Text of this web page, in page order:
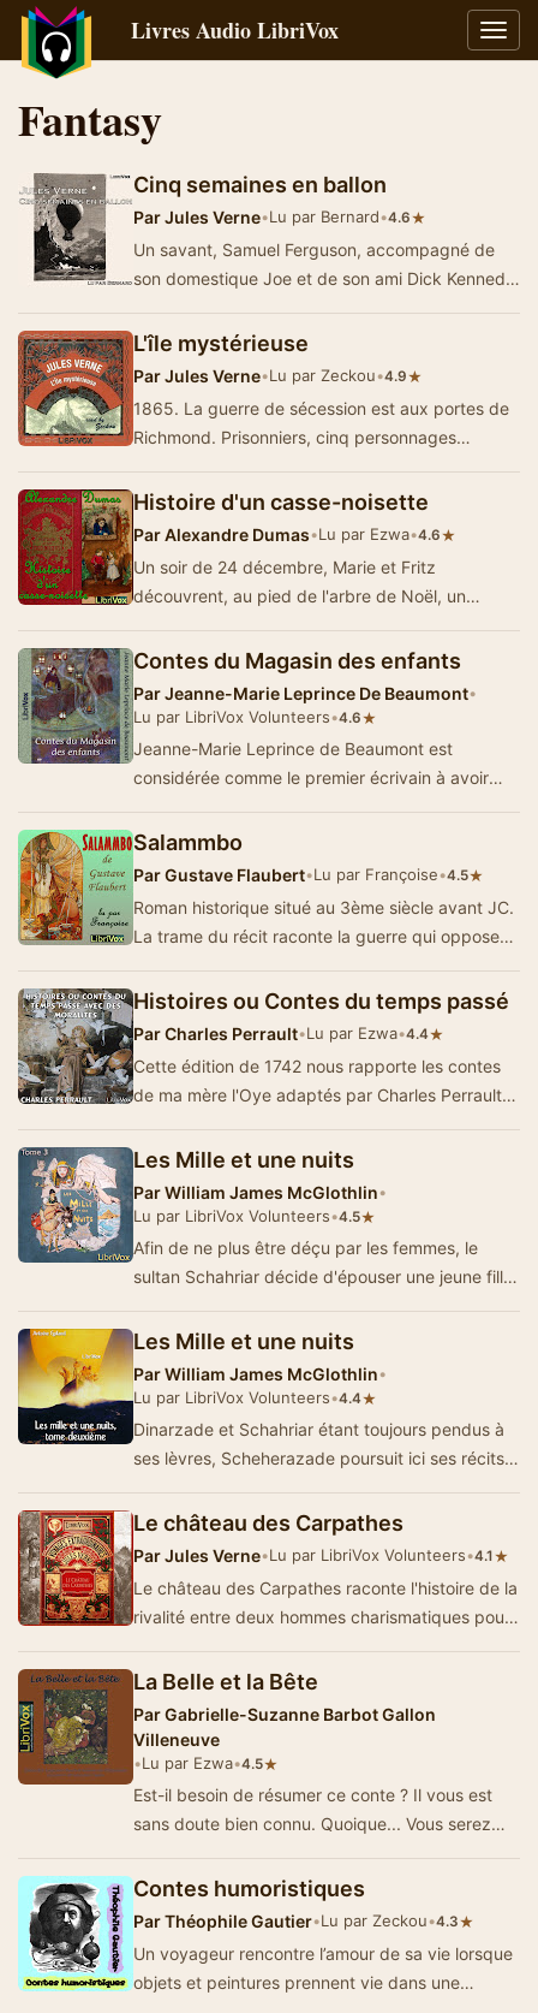
la
Livres Audio LibriVox
Fantasy
Cinq semaines en ballon
ParJules Verne•Lu par Bernard•4.6★
Un savant, Samuel Ferguson, accompagné de
son domestique Joe et de son ami Dick Kennedy
L'île mystérieuse
ParJules Verne•Lu par Zeckou•4.9★
1865. La guerre de sécession est aux portes de
Richmond. Prisonniers, cinq personnages
Histoire d'un casse-noisette
ParAlexandre Dumas•Lu par Ezwa•4.6★
Un soir de 24 décembre, Marie et Fritz
découvrent, au pied de l'arbre de Noël, un
Contes du Magasin des enfants
ParJeanne-Marie Leprince De Beaumont•
Lu par LibriVox Volunteers•4.6★
Jeanne-Marie Leprince de Beaumont est
considérée comme le premier écrivain à avoir
Salammbo
ParGustave Flaubert•Lu par Françoise•4.5★
Roman historique situé au 3ème siècle avant JC.
La trame du récit raconte la guerre qui oppose
Histoires ou Contes du temps passé
ParCharles Perrault•Lu par Ezwa•4.4★
Cette édition de 1742 nous rapporte les contes
de ma mère l'Oye adaptés par Charles Perrault
Les Mille et une nuits
ParWilliam James McGlothlin•
Lu par LibriVox Volunteers•4.5★
Afin de ne plus être déçu par les femmes, le
sultan Schahriar décide d'épouser une jeune fille
Les Mille et une nuits
ParWilliam James McGlothlin•
Lu par LibriVox Volunteers•4.4★
Dinarzade et Schahriar étant toujours pendus à
ses lèvres, Scheherazade poursuit ici ses récits
Le château des Carpathes
ParJules Verne•Lu par LibriVox Volunteers•4.1 ★
Le château des Carpathes raconte l'histoire de la
rivalité entre deux hommes charismatiques pour
La Belle et la Bête
ParGabrielle-Suzanne Barbot Gallon
Villeneuve
•Lu par Ezwa•4.5★
Est-il besoin de résumer ce conte ? Il vous est
sans doute bien connu. Quoique... Vous serez
Contes humoristiques
ParThéophile Gautier•Lu par Zeckou•4.3★
Un voyageur rencontre l’amour de sa vie lorsque
objets et peintures prennent vie dans une